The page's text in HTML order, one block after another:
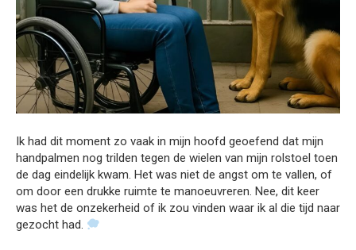
Ik had dit moment zo vaak in mijn hoofd geoefend dat mijn
handpalmen nog trilden tegen de wielen van mijn rolstoel toen
de dag eindelijk kwam. Het was niet de angst om te vallen, of
om door een drukke ruimte te manoeuvreren. Nee, dit keer
was het de onzekerheid of ik zou vinden waar ik al die tijd naar
gezocht had.